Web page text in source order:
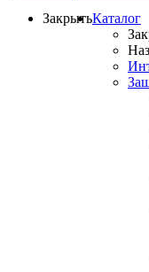
ЗакрытьКаталог